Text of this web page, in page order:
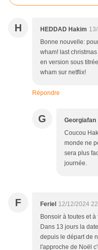
H HEDDAD Hakim
Bonne nouvelle:
wham! last
en version sous
wham sur netflix!
Répondre
G Georgiafan
Coucou
monde ne
sera plus
journée.
F Feriel 12/12/2024
Bonsoir à toutes et
Dans 13 jours la
depuis le départ de
l'approche de Noël